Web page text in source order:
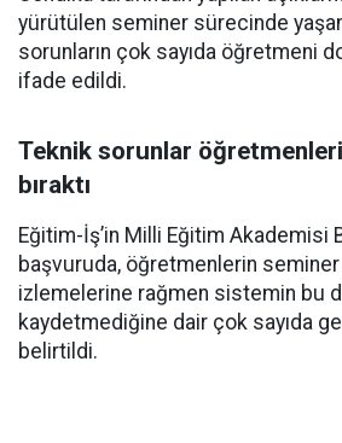
yürütülen seminer sürecinde
sorunların çok sayıda öğretmeni
ifade edildi.
Teknik sorunlar
bıraktı
Eğitim-İş’in Milli Eğitim Akademisi
başvuruda, öğretmenlerin seminer
izlemelerine rağmen sistemin bu
kaydetmediğine dair çok sayıda
belirtildi.